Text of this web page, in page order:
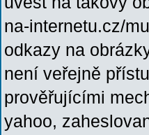
na-internetu.cz/
odkazy na
není veřejně
prověřujícími
yahoo,